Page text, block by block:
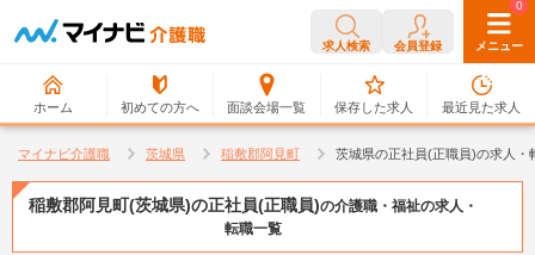
求人検索 会員登録 メニュー
ホーム 初めての方へ 面談会場一覧
0
保存した求人
0
最近見た求人
マイナビ介護職 茨城県 稲敷郡阿見町 茨城県の正社員(正職員)の求人・
稲敷郡阿見町(茨城県)の正社員(正職員)の介護職・福祉の求人・
転職一覧